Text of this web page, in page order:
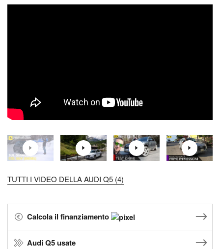
TUTTI I VIDEO DELLA AUDI Q5 (4)
Calcola il finanziamento
Audi Q5 usate